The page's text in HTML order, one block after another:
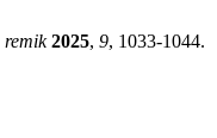
remik 2025, 9, 1033-1044.